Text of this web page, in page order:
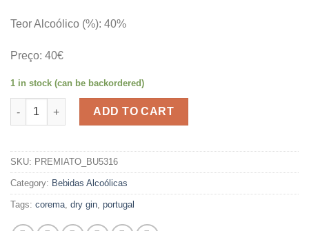
Teor Alcoólico (%): 40%
Preço: 40€
1 in stock (can be backordered)
COREMA DRY GIN quantity
ADD TO CART
SKU: PREMIATO_BU5316
Category: Bebidas Alcoólicas
Tags: corema, dry gin, portugal